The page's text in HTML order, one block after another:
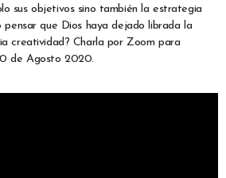
sus objetivos sino también la estrategia
pensar que Dios haya dejado librada la
creatividad? Charla por Zoom para
de Agosto 2020.